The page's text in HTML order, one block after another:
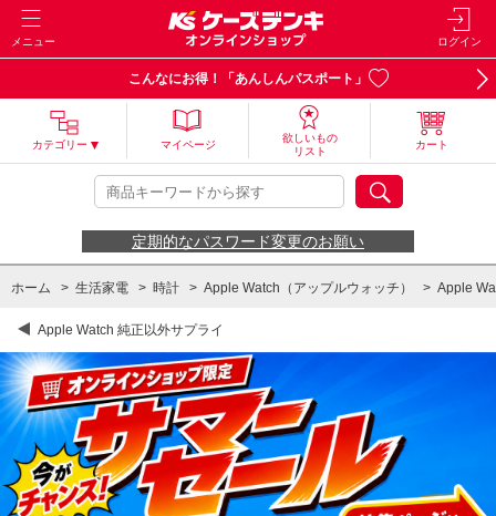
メニュー ログイン
こんなにお得！「あんしんパスポート」
カテゴリー マイページ
欲しいもの
リスト
カート
定期的なパスワード変更のお願い
ホーム > 生活家電 > 時計 > Apple Watch（アップルウォッチ） > Apple
Apple Watch 純正以外サプライ